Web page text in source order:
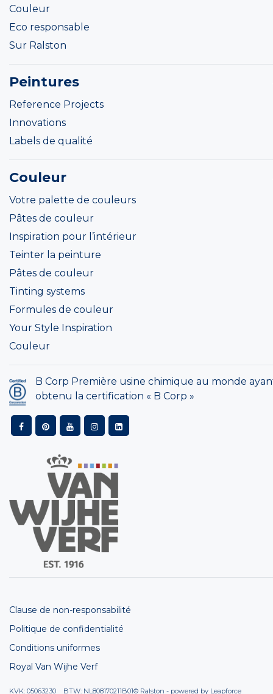
Couleur
Eco responsable
Sur Ralston
Peintures
Reference Projects
Innovations
Labels de qualité
Couleur
Votre palette de couleurs
Pâtes de couleur
Inspiration pour l’intérieur
Teinter la peinture
Pâtes de couleur
Tinting systems
Formules de couleur
Your Style Inspiration
Couleur
B Corp Première usine chimique au monde
obtenu la certification « B Corp »
Clause de non-responsabilité
Politique de confidentialité
Conditions uniformes
Royal Van Wijhe Verf
KVK: 05063230 BTW: NL808170211B01© Ralston - powered by Leapforce